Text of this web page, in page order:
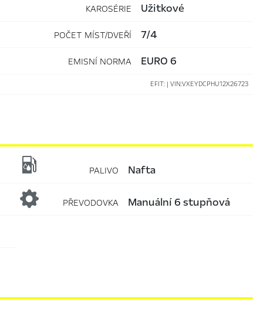
KAROSÉRIE užitkové
POČET MÍST/DVEŘÍ 7/4
EMISNÍ NORMA EURO 6
EFIT: | VIN:VXEYDCPHU12X26723
 PALIVO nafta
PŘEVODOVKA manuální 6 stupňová